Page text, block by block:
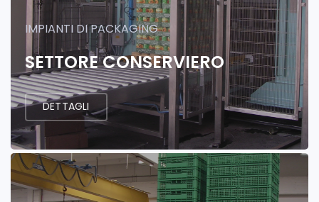
IMPIANTI DI PACKAGING
SETTORE CONSERVIERO
DETTAGLI